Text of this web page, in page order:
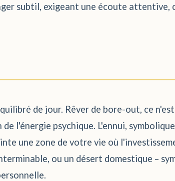
subtil, exigeant une écoute attentive,
de jour. Rêver de bore-out, ce
l'énergie psychique. L'ennui,
une zone de votre vie où
ou un désert domestique –